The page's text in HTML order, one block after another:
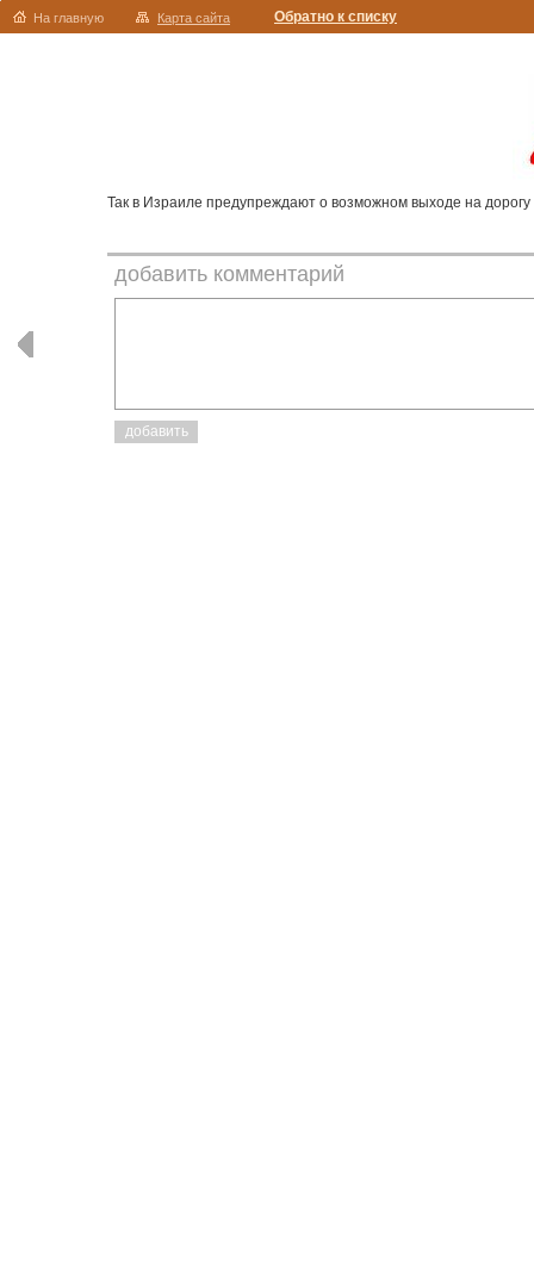
На главную Карта сайта Обратно к списку
Так в Израиле предупреждают о возможном выходе на дорогу
добавить комментарий
добавить